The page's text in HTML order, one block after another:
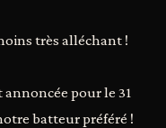
très alléchant !
pour le 31
batteur préféré !